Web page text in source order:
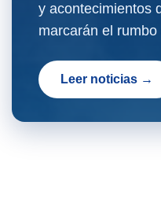
y acontecimientos
marcarán el
Leer noticias →